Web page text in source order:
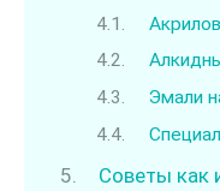
Эмали
Советы как